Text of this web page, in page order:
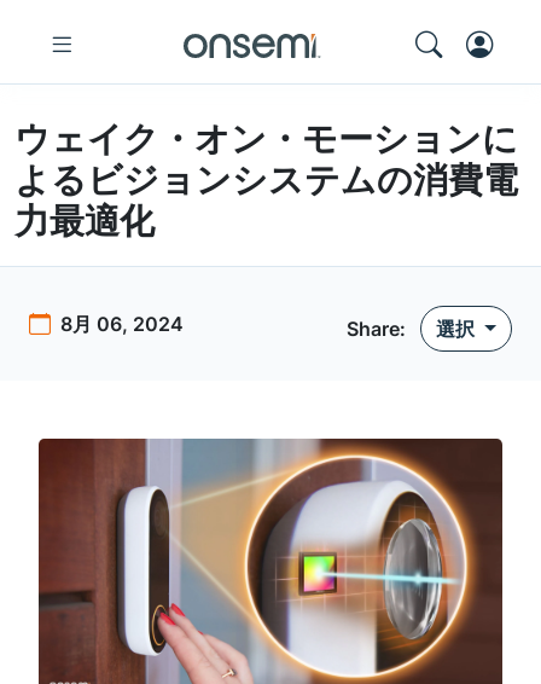
ウェイク・オン・モーションに
よるビジョンシステムの消費電
力最適化
8月 06, 2024 Share: 選択